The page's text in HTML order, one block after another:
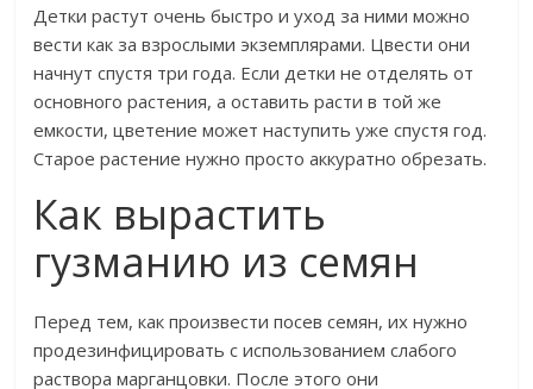
Детки растут очень быстро и уход за ними можно
вести как за взрослыми экземплярами. Цвести они
начнут спустя три года. Если детки не отделять от
основного растения, а оставить расти в той же
емкости, цветение может наступить уже спустя год.
Старое растение нужно просто аккуратно обрезать.
Как вырастить
гузманию из семян
Перед тем, как произвести посев семян, их нужно
продезинфицировать с использованием слабого
раствора марганцовки. После этого они